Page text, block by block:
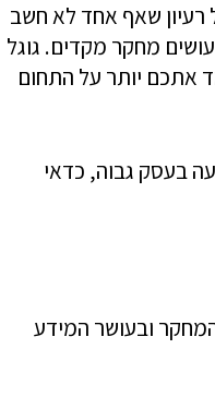
שאף אחד לא חשב
מחקר מקדים. גוגל
אתכם יותר על התחום
בעסק גבוה, כדאי
30,000 שקל, תלוי בשיטת המחקר ובעושר המידע